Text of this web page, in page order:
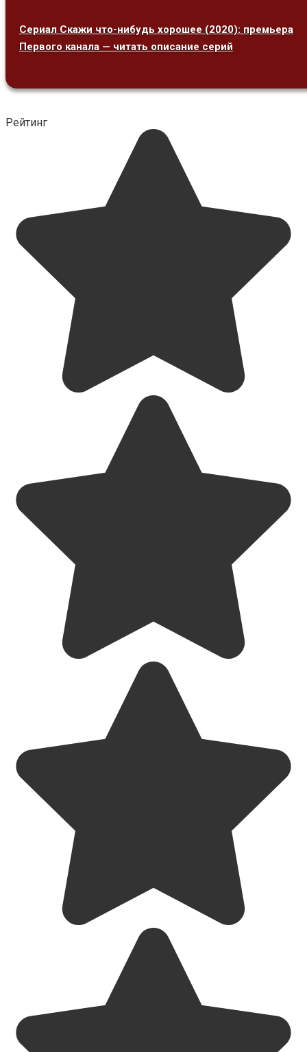
Сериал Скажи что-нибудь хорошее (2020): премьера
Первого канала — читать описание серий
Рейтинг